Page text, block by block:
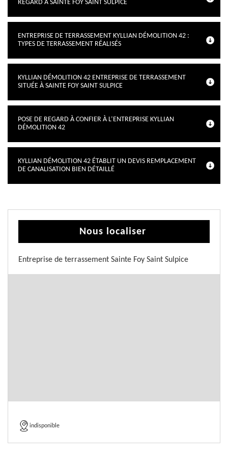
REGARD À SAINTE FOY SAINT SULPICE
ENTREPRISE DE TERRASSEMENT KYLLIAN DÉMOLITION 42 :
TYPES DE TERRASSEMENT RÉALISÉS
KYLLIAN DÉMOLITION 42 ENTREPRISE DE TERRASSEMENT
SITUÉE À SAINTE FOY SAINT SULPICE
POSE DE REGARD À CONFIER À L’ENTREPRISE KYLLIAN
DÉMOLITION 42
KYLLIAN DÉMOLITION 42 ÉTABLIT UN DEVIS REMPLACEMENT
DE CANALISATION BIEN DÉTAILLÉ
Nous localiser
Entreprise de terrassement Sainte Foy Saint Sulpice
indisponible